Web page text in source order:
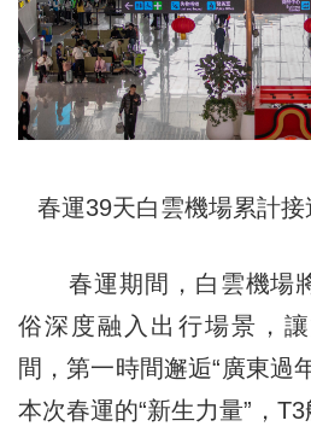
春運39天白雲機場累計
春運期間，白雲機場
俗深度融入出行場景，
間，第一時間邂逅“廣東過
本次春運的“新生力量”，